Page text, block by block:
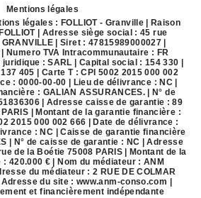
Mentions légales
légales : FOLLIOT - Granville | Raison
| Adresse siège social : 45 rue
| Siret : 47815989000027 |
| Numero TVA Intracommunautaire : FR
: SARL | Capital social : 154 330 |
405 | Carte T : CPI 5002 2015 000 002
: 0000-00-00 | Lieu de délivrance : NC |
: GALIAN ASSURANCES. | N° de
| Adresse caisse de garantie : 89
| Montant de la garantie financière :
2015 000 002 666 | Date de délivrance :
: NC | Caisse de garantie financière
| N° de caisse de garantie : NC | Adresse
de la Boétie 75008 PARIS | Montant de la
420.000 € | Nom du médiateur : ANM
du médiateur : 2 RUE DE COLMAR
Adresse du site :www.anm-conso.com
et financièrement indépendante